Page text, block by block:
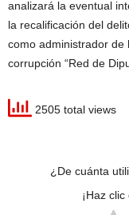
analizará la eventual
la recalificación del
como administrador de
corrupción “Red de
2505 total views
¿De cuánta
¡Haz